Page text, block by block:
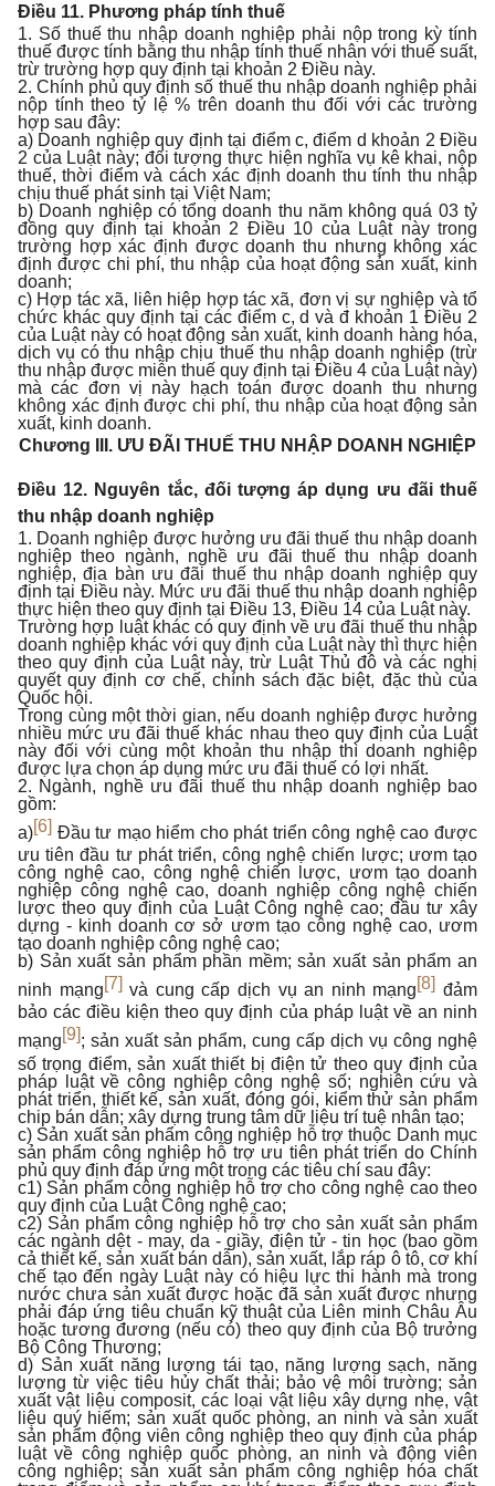
Điều 11. Phương pháp tính thuế
1. Số thuế thu nhập doanh nghiệp phải nộp trong kỳ tính
thuế được tính bằng thu nhập tính thuế nhân với thuế suất,
trừ trường hợp quy định tại khoản 2 Điều này.
2. Chính phủ quy định số thuế thu nhập doanh nghiệp phải
nộp tính theo tỷ lệ % trên doanh thu đối với các trường
hợp sau đây:
a) Doanh nghiệp quy định tại điểm c, điểm d khoản 2 Điều
2 của Luật này; đối tượng thực hiện nghĩa vụ kê khai, nộp
thuế, thời điểm và cách xác định doanh thu tính thu nhập
chịu thuế phát sinh tại Việt Nam;
b) Doanh nghiệp có tổng doanh thu năm không quá 03 tỷ
đồng quy định tại khoản 2 Điều 10 của Luật này trong
trường hợp xác định được doanh thu nhưng không xác
định được chi phí, thu nhập của hoạt động sản xuất, kinh
doanh;
c) Hợp tác xã, liên hiệp hợp tác xã, đơn vị sự nghiệp và tổ
chức khác quy định tại các điểm c, d và đ khoản 1 Điều 2
của Luật này có hoạt động sản xuất, kinh doanh hàng hóa,
dịch vụ có thu nhập chịu thuế thu nhập doanh nghiệp (trừ
thu nhập được miễn thuế quy định tại Điều 4 của Luật này)
mà các đơn vị này hạch toán được doanh thu nhưng
không xác định được chi phí, thu nhập của hoạt động sản
xuất, kinh doanh.
Chương III. ƯU ĐÃI THUẾ THU NHẬP DOANH NGHIỆP
Điều 12. Nguyên tắc, đối tượng áp dụng ưu đãi thuế
thu nhập doanh nghiệp
1. Doanh nghiệp được hưởng ưu đãi thuế thu nhập doanh
nghiệp theo ngành, nghề ưu đãi thuế thu nhập doanh
nghiệp, địa bàn ưu đãi thuế thu nhập doanh nghiệp quy
định tại Điều này. Mức ưu đãi thuế thu nhập doanh nghiệp
thực hiện theo quy định tại Điều 13, Điều 14 của Luật này.
Trường hợp luật khác có quy định về ưu đãi thuế thu nhập
doanh nghiệp khác với quy định của Luật này thì thực hiện
theo quy định của Luật này, trừ Luật Thủ đô và các nghị
quyết quy định cơ chế, chính sách đặc biệt, đặc thù của
Quốc hội.
Trong cùng một thời gian, nếu doanh nghiệp được hưởng
nhiều mức ưu đãi thuế khác nhau theo quy định của Luật
này đối với cùng một khoản thu nhập thì doanh nghiệp
được lựa chọn áp dụng mức ưu đãi thuế có lợi nhất.
2. Ngành, nghề ưu đãi thuế thu nhập doanh nghiệp bao
gồm:
a)[6] Đầu tư mạo hiểm cho phát triển công nghệ cao được
ưu tiên đầu tư phát triển, công nghệ chiến lược; ươm tạo
công nghệ cao, công nghệ chiến lược, ươm tạo doanh
nghiệp công nghệ cao, doanh nghiệp công nghệ chiến
lược theo quy định của Luật Công nghệ cao; đầu tư xây
dựng - kinh doanh cơ sở ươm tạo công nghệ cao, ươm
tạo doanh nghiệp công nghệ cao;
b) Sản xuất sản phẩm phần mềm; sản xuất sản phẩm an
ninh mạng[7]và cung cấp dịch vụ an ninh mạng[8] đảm
bảo các điều kiện theo quy định của pháp luật về an ninh
mạng[9]; sản xuất sản phẩm, cung cấp dịch vụ công nghệ
số trọng điểm, sản xuất thiết bị điện tử theo quy định của
pháp luật về công nghiệp công nghệ số; nghiên cứu và
phát triển, thiết kế, sản xuất, đóng gói, kiểm thử sản phẩm
chip bán dẫn; xây dựng trung tâm dữ liệu trí tuệ nhân tạo;
c) Sản xuất sản phẩm công nghiệp hỗ trợ thuộc Danh mục
sản phẩm công nghiệp hỗ trợ ưu tiên phát triển do Chính
phủ quy định đáp ứng một trong các tiêu chí sau đây:
c1) Sản phẩm công nghiệp hỗ trợ cho công nghệ cao theo
quy định của Luật Công nghệ cao;
c2) Sản phẩm công nghiệp hỗ trợ cho sản xuất sản phẩm
các ngành dệt - may, da - giầy, điện tử - tin học (bao gồm
cả thiết kế, sản xuất bán dẫn), sản xuất, lắp ráp ô tô, cơ khí
chế tạo đến ngày Luật này có hiệu lực thi hành mà trong
nước chưa sản xuất được hoặc đã sản xuất được nhưng
phải đáp ứng tiêu chuẩn kỹ thuật của Liên minh Châu Âu
hoặc tương đương (nếu có) theo quy định của Bộ trưởng
Bộ Công Thương;
d) Sản xuất năng lượng tái tạo, năng lượng sạch, năng
lượng từ việc tiêu hủy chất thải; bảo vệ môi trường; sản
xuất vật liệu composit, các loại vật liệu xây dựng nhẹ, vật
liệu quý hiếm; sản xuất quốc phòng, an ninh và sản xuất
sản phẩm động viên công nghiệp theo quy định của pháp
luật về công nghiệp quốc phòng, an ninh và động viên
công nghiệp; sản xuất sản phẩm công nghiệp hóa chất